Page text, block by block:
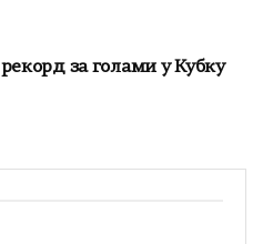
за голами у Кубку